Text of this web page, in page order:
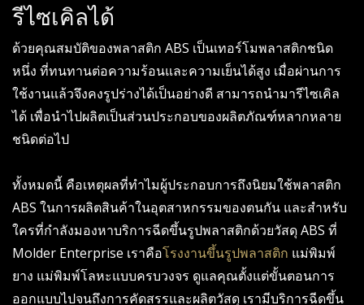
รีไซเคิลได้
ด้วยคุณสมบัติของพลาสติก ABS เป็นเทอร์โมพลาสติกชนิด
หนึ่ง ที่ทนทานต่อความร้อนและความเย็นได้สูง เมื่อผ่านการ
ใช้งานแล้วจึงคงรูปร่างได้เป็นอย่างดี สามารถนำมารีไซเคิล
ได้ เพื่อนำไปผลิตเป็นส่วนประกอบของผลิตภัณฑ์หลากหลาย
ชนิดต่อไป
ทั้งหมดนี้ คือเหตุผลที่ทำไมผู้ประกอบการถึงนิยมใช้พลาสติก
ABS ในการผลิตสินค้าในอุตสาหกรรมของตนกัน และสำหรับ
ใครที่กำลังมองหาบริการฉีดขึ้นรูปพลาสติกด้วยวัสดุ ABS ที่
Molder Enterprise เราคือโรงงานขึ้นรูปพลาสติก แม่พิมพ์
ยาง แม่พิมพ์โลหะแบบครบวงจร ดูแลคุณตั้งแต่ขั้นตอนการ
ออกแบบไปจนถึงการคัดสรรและผลิตวัสดุ เรามีบริการฉีดขึ้น